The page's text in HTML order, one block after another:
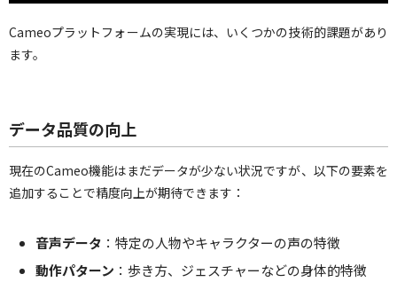
Cameoプラットフォームの実現には、いくつかの技術的課題があり
ます。
データ品質の向上
現在のCameo機能はまだデータが少ない状況ですが、以下の要素を
追加することで精度向上が期待できます：
音声データ ：特定の人物やキャラクターの声の特徴
動作パターン ：歩き方、ジェスチャーなどの身体的特徴